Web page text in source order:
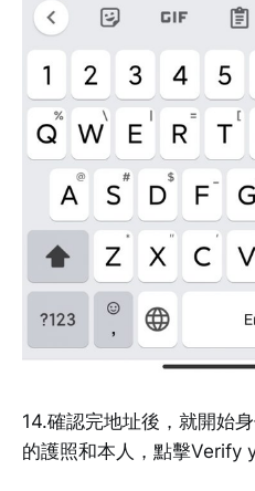
14.確認完地址後，就開始
的護照和本人，點擊Verify